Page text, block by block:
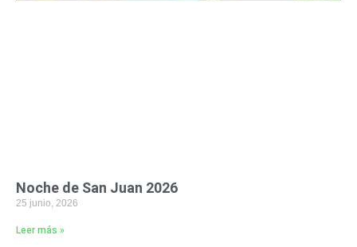
Noche de San Juan 2026
25 junio, 2026
Leer más »